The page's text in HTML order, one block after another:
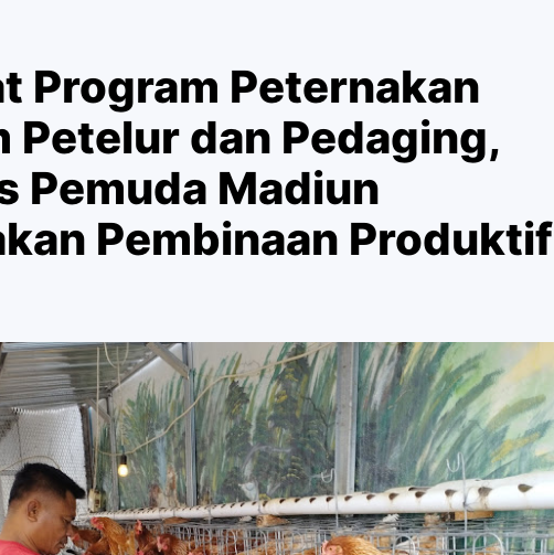
Program Peternakan
Petelur dan Pedaging,
Pemuda Madiun
Pembinaan Produktif